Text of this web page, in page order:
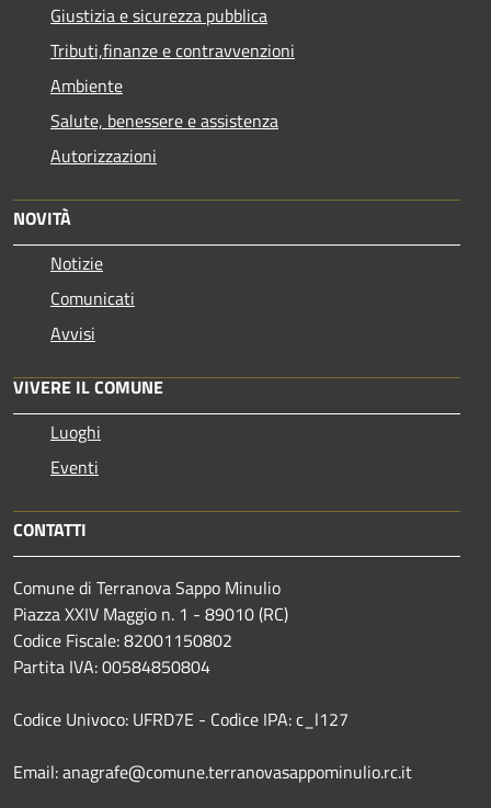
Giustizia e sicurezza pubblica
Tributi,finanze e contravvenzioni
Ambiente
Salute, benessere e assistenza
Autorizzazioni
NOVITÀ
Notizie
Comunicati
Avvisi
VIVERE IL COMUNE
Luoghi
Eventi
CONTATTI
Comune di Terranova Sappo Minulio
Piazza XXIV Maggio n. 1 - 89010 (RC)
Codice Fiscale: 82001150802
Partita IVA: 00584850804
Codice Univoco: UFRD7E - Codice IPA: c_l127
Email: anagrafe@comune.terranovasappominulio.rc.it